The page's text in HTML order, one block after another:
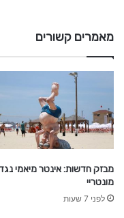
מאמרים קשורים
מבזק חדשות: אינטר מיאמי
מונטריי
לפני 7 שעות